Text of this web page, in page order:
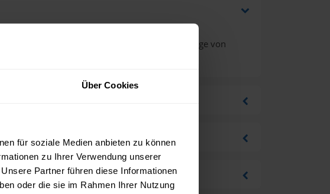
Über Cookies
für soziale Medien anbieten zu können
zu Ihrer Verwendung unserer
Partner führen diese Informationen
oder die sie im Rahmen Ihrer Nutzung
und Mehrwertsteuer bei einer Bestellmenge von